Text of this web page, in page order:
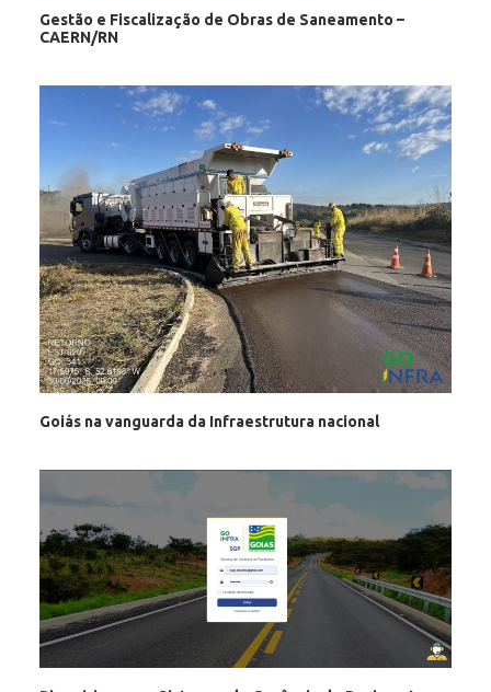
Gestão e Fiscalização de Obras de Saneamento –
CAERN/RN
Goiás na vanguarda da Infraestrutura nacional